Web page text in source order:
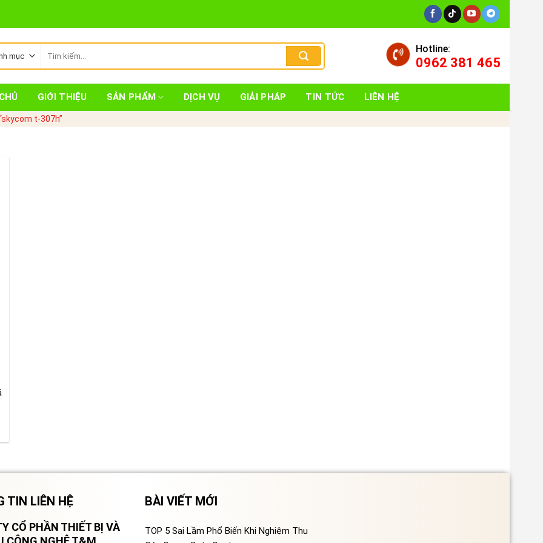
kiếm:
Hotline:
0962 381 465
GIỚI THIỆU SẢN PHẨM DỊCH VỤ GIẢI PHÁP TIN TỨC LIÊN HỆ
t-307h”
TIN LIÊN HỆ
CỔ PHẦN THIẾT BỊ VÀ
BÀI VIẾT MỚI
TOP 5 Sai Lầm Phổ Biến Khi Nghiệm Thu